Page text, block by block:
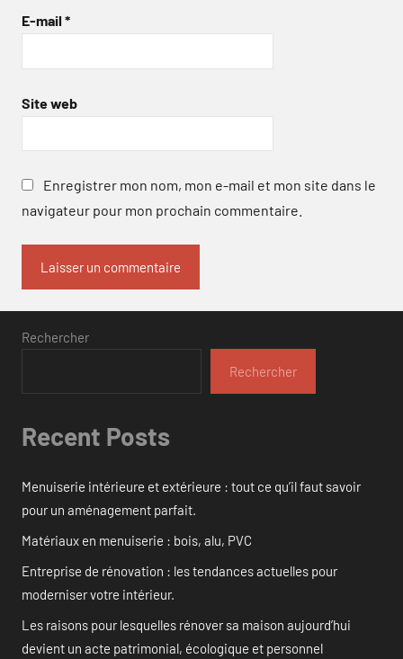
E-mail *
Site web
Enregistrer mon nom, mon e-mail et mon site dans le
navigateur pour mon prochain commentaire.
Rechercher
Rechercher
Recent Posts
Menuiserie intérieure et extérieure : tout ce qu’il faut savoir
pour un aménagement parfait.
Matériaux en menuiserie : bois, alu, PVC
Entreprise de rénovation : les tendances actuelles pour
moderniser votre intérieur.
Les raisons pour lesquelles rénover sa maison aujourd’hui
devient un acte patrimonial, écologique et personnel